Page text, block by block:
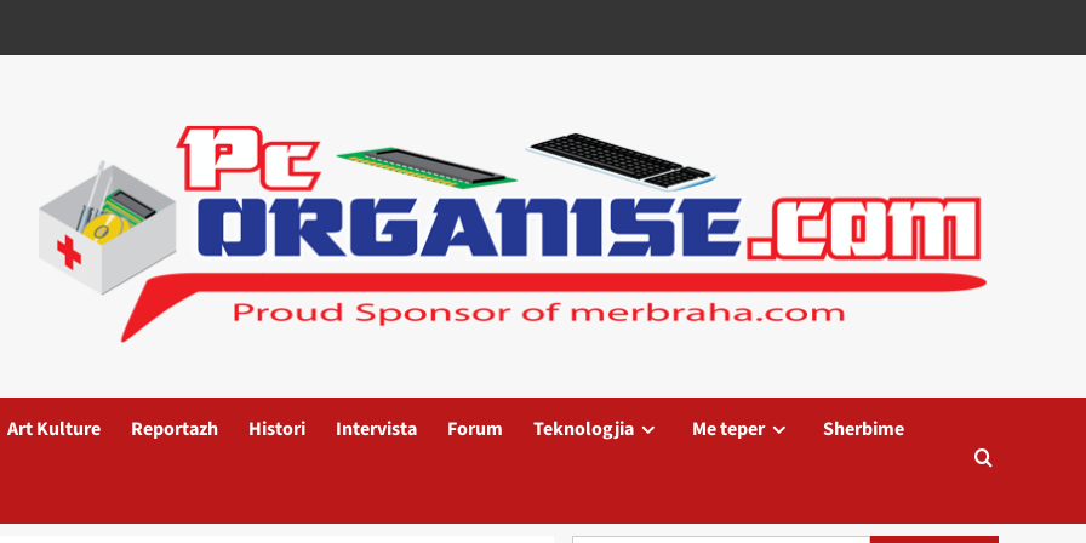
Art Kulture Reportazh Histori Intervista Forum Teknologjia Me teper Sherbime